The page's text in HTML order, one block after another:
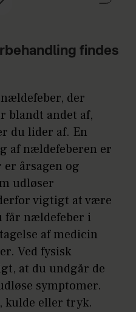
de et blegt
sammen til
områder
udslæt, som
igen og
steder på
findes
der
blandt andet af,
du lider af. En
af nældefeberen er
er årsagen og
udløser
vigtigt at være
får nældefeber i
af medicin
Ved fysisk
at du undgår de
symptomer.
kulde eller tryk.